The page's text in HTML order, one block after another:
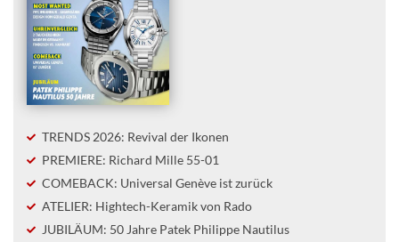
TRENDS 2026: Revival der Ikonen
PREMIERE: Richard Mille 55-01
COMEBACK: Universal Genève ist zurück
ATELIER: Hightech-Keramik von Rado
JUBILÄUM: 50 Jahre Patek Philippe Nautilus